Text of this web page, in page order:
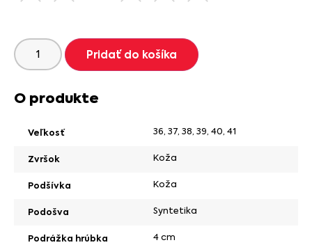
Pridať do košíka
O produkte
Veľkosť 36, 37, 38, 39, 40, 41
Zvršok Koža
Podšívka Koža
Podošva Syntetika
Podrážka hrúbka 4 cm